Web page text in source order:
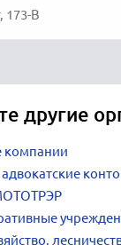
173-В
другие
компании